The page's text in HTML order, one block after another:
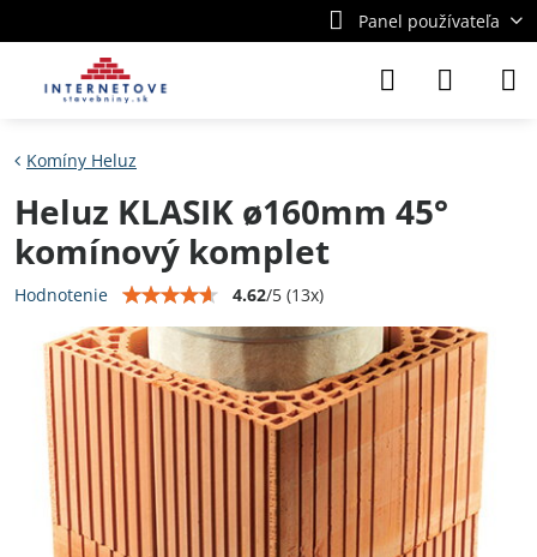
Panel používateľa
Komíny Heluz
Heluz KLASIK ø160mm 45°
komínový komplet
Hodnotenie 4.62/5 (13x)